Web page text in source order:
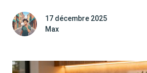
17 décembre 2025
Max